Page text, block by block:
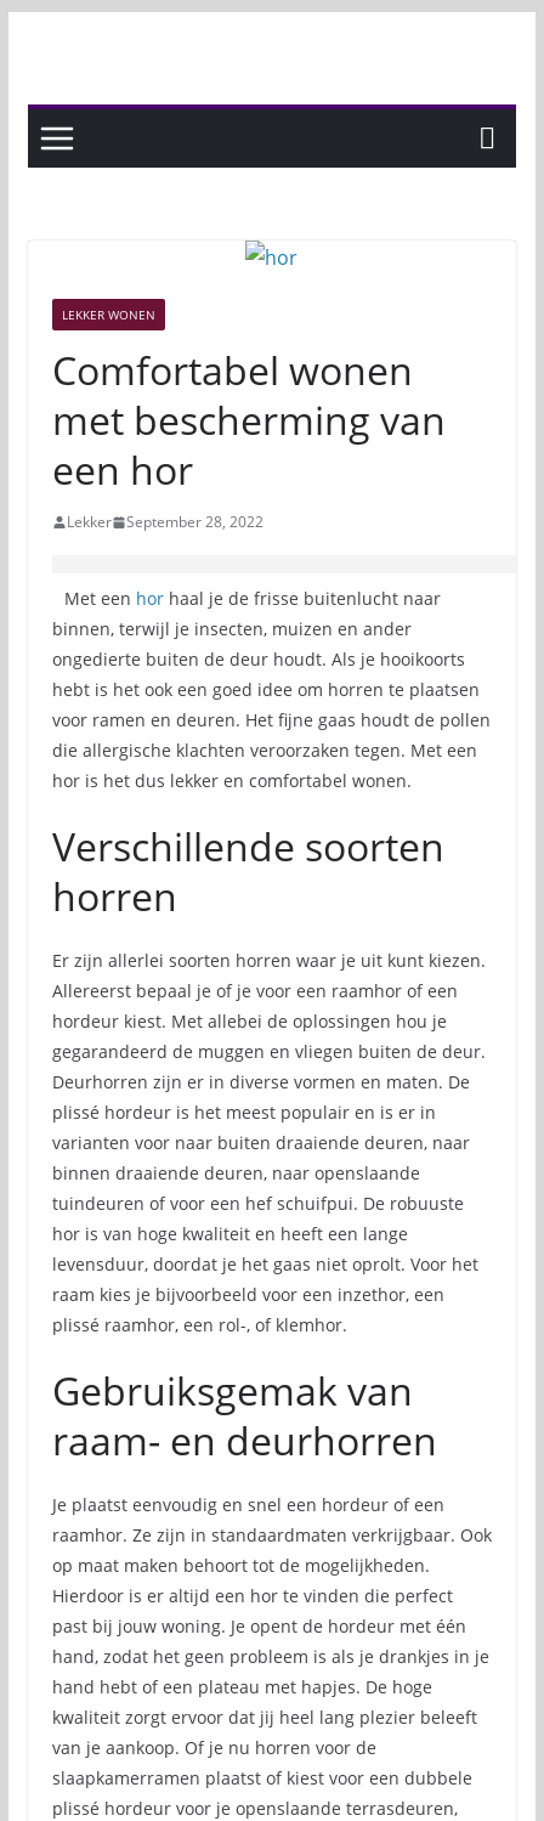
LEKKER WONEN
Comfortabel wonen
met bescherming van
een hor
Lekker September 28, 2022
Met een horhaal je de frisse buitenlucht naar
binnen, terwijl je insecten, muizen en ander
ongedierte buiten de deur houdt. Als je hooikoorts
hebt is het ook een goed idee om horren te plaatsen
voor ramen en deuren. Het fijne gaas houdt de pollen
die allergische klachten veroorzaken tegen. Met een
hor is het dus lekker en comfortabel wonen.
Verschillende soorten
horren
Er zijn allerlei soorten horren waar je uit kunt kiezen.
Allereerst bepaal je of je voor een raamhor of een
hordeur kiest. Met allebei de oplossingen hou je
gegarandeerd de muggen en vliegen buiten de deur.
Deurhorren zijn er in diverse vormen en maten. De
plissé hordeur is het meest populair en is er in
varianten voor naar buiten draaiende deuren, naar
binnen draaiende deuren, naar openslaande
tuindeuren of voor een hef schuifpui. De robuuste
hor is van hoge kwaliteit en heeft een lange
levensduur, doordat je het gaas niet oprolt. Voor het
raam kies je bijvoorbeeld voor een inzethor, een
plissé raamhor, een rol-, of klemhor.
Gebruiksgemak van
raam- en deurhorren
Je plaatst eenvoudig en snel een hordeur of een
raamhor. Ze zijn in standaardmaten verkrijgbaar. Ook
op maat maken behoort tot de mogelijkheden.
Hierdoor is er altijd een hor te vinden die perfect
past bij jouw woning. Je opent de hordeur met één
hand, zodat het geen probleem is als je drankjes in je
hand hebt of een plateau met hapjes. De hoge
kwaliteit zorgt ervoor dat jij heel lang plezier beleeft
van je aankoop. Of je nu horren voor de
slaapkamerramen plaatst of kiest voor een dubbele
plissé hordeur voor je openslaande terrasdeuren,